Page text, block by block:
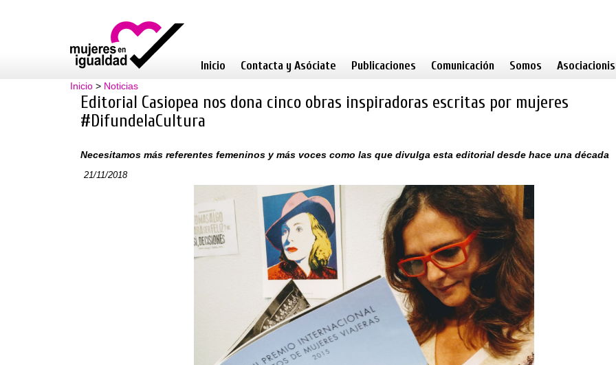
Inicio Contacta y Asóciate Publicaciones Comunicación Somos
Inicio > Noticias
Editorial Casiopea nos dona cinco obras inspiradoras escritas por mujeres
#DifundelaCultura
Necesitamos más referentes femeninos y más voces como las que divulga esta editorial desde hace una década
21/11/2018